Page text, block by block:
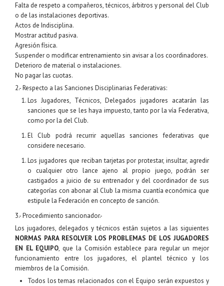
Falta de respeto a compañeros, técnicos, árbitros y personal del Club
o de las instalaciones deportivas.
Actos de Indisciplina.
Mostrar actitud pasiva.
Agresión física.
Suspender o modificar entrenamiento sin avisar a los coordinadores.
Deterioro de material o instalaciones.
No pagar las cuotas.
2.- Respecto a las Sanciones Disciplinarias Federativas:
Los Jugadores, Técnicos, Delegados jugadores acatarán las
sanciones que se les haya impuesto, tanto por la vía Federativa,
como por la del Club.
El Club podrá recurrir aquellas sanciones federativas que
considere necesario.
Los jugadores que reciban tarjetas por protestar, insultar, agredir
o cualquier otro lance ajeno al propio juego, podrán ser
castigados a juicio de su entrenador y del coordinador de sus
categorías con abonar al Club la misma cuantía económica que
estipule la Federación en concepto de sanción.
3.- Procedimiento sancionador.-
Los jugadores, delegados y técnicos están sujetos a las siguientes
NORMAS PARA RESOLVER LOS PROBLEMAS DE LOS JUGADORES
EN EL EQUIPO, que la Comisión establece para regular un mejor
funcionamiento entre los jugadores, el plantel técnico y los
miembros de la Comisión.
Todos los temas relacionados con el Equipo serán expuestos y